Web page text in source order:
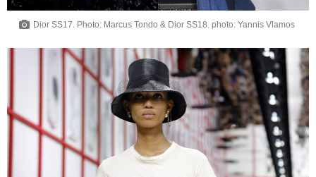
Dior SS17. Photo: Marcus Tondo & Dior SS18. photo: Yannis Vlamos